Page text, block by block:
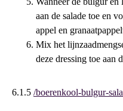
aan de salade toe en
appel en
Mix het
deze dressing toe aan
6.1.5 /boerenkool-bulgur-